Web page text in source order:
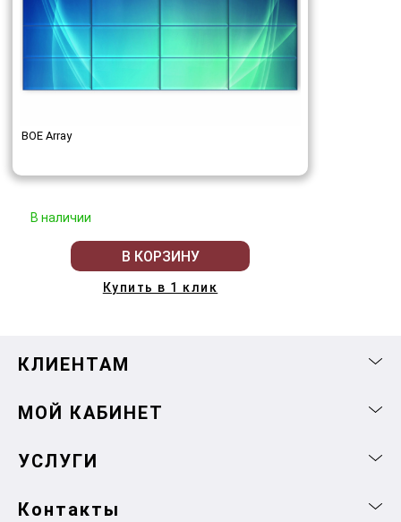
BOE Array
В наличии
В КОРЗИНУ
Купить в 1 клик
КЛИЕНТАМ
МОЙ КАБИНЕТ
УСЛУГИ
Контакты